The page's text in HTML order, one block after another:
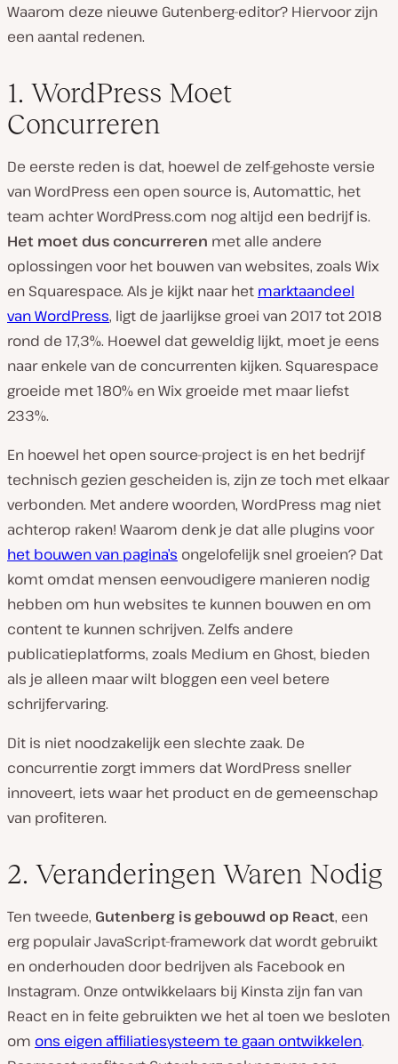
Waarom deze nieuwe Gutenberg-editor? Hiervoor zijn
een aantal redenen.
1. WordPress Moet
Concurreren
De eerste reden is dat, hoewel de zelf-gehoste versie
van WordPress een open source is, Automattic, het
team achter WordPress.com nog altijd een bedrijf is.
Het moet dus concurreren met alle andere
oplossingen voor het bouwen van websites, zoals Wix
en Squarespace. Als je kijkt naar het marktaandeel
van WordPress, ligt de jaarlijkse groei van 2017 tot 2018
rond de 17,3%. Hoewel dat geweldig lijkt, moet je eens
naar enkele van de concurrenten kijken. Squarespace
groeide met 180% en Wix groeide met maar liefst
233%.
En hoewel het open source-project is en het bedrijf
technisch gezien gescheiden is, zijn ze toch met elkaar
verbonden. Met andere woorden, WordPress mag niet
achterop raken! Waarom denk je dat alle plugins voor
het bouwen van pagina’s ongelofelijk snel groeien? Dat
komt omdat mensen eenvoudigere manieren nodig
hebben om hun websites te kunnen bouwen en om
content te kunnen schrijven. Zelfs andere
publicatieplatforms, zoals Medium en Ghost, bieden
als je alleen maar wilt bloggen een veel betere
schrijfervaring.
Dit is niet noodzakelijk een slechte zaak. De
concurrentie zorgt immers dat WordPress sneller
innoveert, iets waar het product en de gemeenschap
van profiteren.
2. Veranderingen Waren Nodig
Ten tweede, Gutenberg is gebouwd op React, een
erg populair JavaScript-framework dat wordt gebruikt
en onderhouden door bedrijven als Facebook en
Instagram. Onze ontwikkelaars bij Kinsta zijn fan van
React en in feite gebruikten we het al toen we besloten
om ons eigen affiliatiesysteem te gaan ontwikkelen.